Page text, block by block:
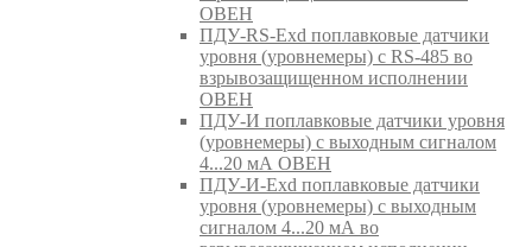
ОВЕН
ПДУ-RS-Exd поплавковые датчики
уровня (уровнемеры) с RS-485 во
взрывозащищенном исполнении
ОВЕН
ПДУ-И поплавковые датчики уровня
(уровнемеры) с выходным сигналом
4...20 мА ОВЕН
ПДУ-И-Exd поплавковые датчики
уровня (уровнемеры) с выходным
сигналом 4...20 мА во